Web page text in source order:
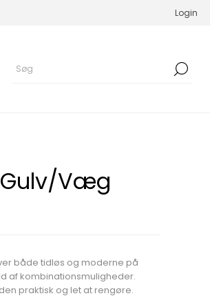
Login
Væg
både tidløs og moderne på
af kombinationsmuligheder.
praktisk og let at rengøre.